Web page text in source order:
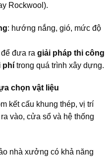
Rockwool).
: hướng nắng, gió, mức độ
đưa ra giải pháp thi công
phí trong quá trình xây dựng.
chọn vật liệu
kết cấu khung thép, vị trí
vào, cửa sổ và hệ thống
nhà xưởng có khả năng